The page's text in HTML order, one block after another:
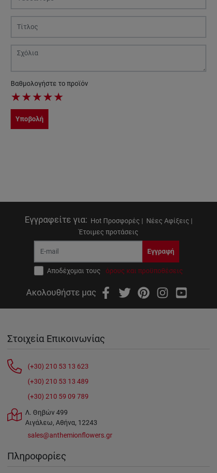
Βαθμολογήστε το προϊόν
★★★★★
Υποβολή
Εγγραφείτε για: Hot Προσφορές | Νέες Αφίξεις |
Έτοιμες προτάσεις
Εγγραφή
Αποδέχομαι τους όρους και προϋποθέσεις
Ακολουθήστε μας
Στοιχεία Επικοινωνίας
(+30) 210 53 13 623
(+30) 210 53 13 489
(+30) 210 59 09 789
Λ. Θηβών 499
Αιγάλεω, Αθήνα, 12243
sales@anthemionflowers.gr
Πληροφορίες